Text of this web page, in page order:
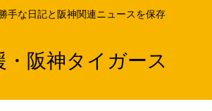
手な日記と阪神関連ニュースを保存
・阪神タイガース